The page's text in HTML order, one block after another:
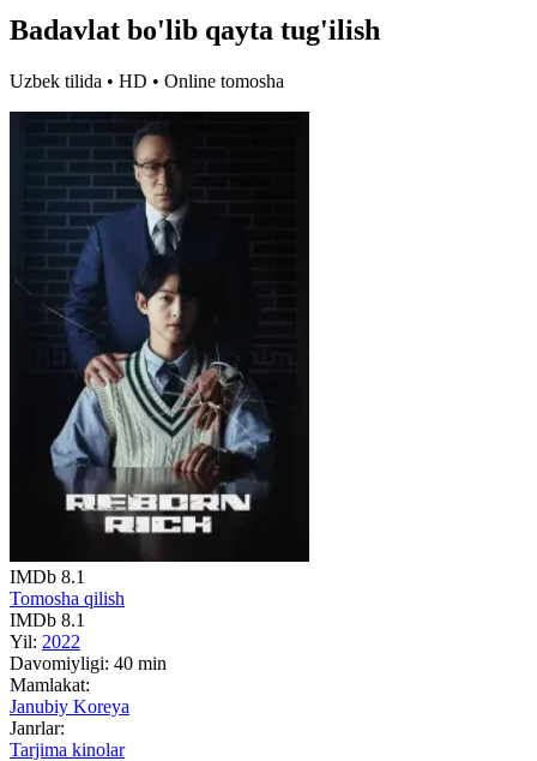
Badavlat bo'lib qayta tug'ilish
Uzbek tilida • HD • Online tomosha
IMDb 8.1
Tomosha qilish
IMDb 8.1
Yil: 2022
Davomiyligi: 40 min
Mamlakat:
Janubiy Koreya
Janrlar:
Tarjima kinolar